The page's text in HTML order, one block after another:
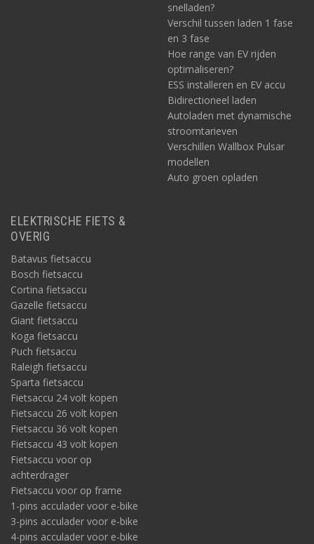
snelladen?
Verschil tussen laden 1 fase
en 3 fase
Hoe range van EV rijden
optimaliseren?
ESS installeren en EV accu
Bidirectioneel laden
Autoladen met dynamische
stroomtarieven
Verschillen Wallbox Pulsar
modellen
Auto groen opladen
ELEKTRISCHE FIETS &
OVERIG
Batavus fietsaccu
Bosch fietsaccu
Cortina fietsaccu
Gazelle fietsaccu
Giant fietsaccu
Koga fietsaccu
Puch fietsaccu
Raleigh fietsaccu
Sparta fietsaccu
Fietsaccu 24 volt kopen
Fietsaccu 26 volt kopen
Fietsaccu 36 volt kopen
Fietsaccu 43 volt kopen
Fietsaccu voor op
achterdrager
Fietsaccu voor op frame
1-pins acculader voor e-bike
3-pins acculader voor e-bike
4-pins acculader voor e-bike